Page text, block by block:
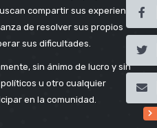
compartir sus experiencias,
de resolver sus propios
sus dificultades.
sin ánimo de lucro y sin
u otro cualquier
en la comunidad.